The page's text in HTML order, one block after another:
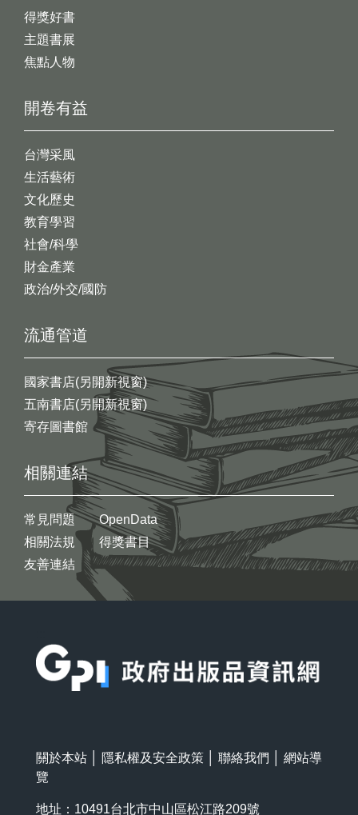
開卷有益
台灣采風
生活藝術
文化歷史
教育學習
社會/科學
財金產業
政治/外交/國防
得獎好書
主題書展
焦點人物
流通管道
國家書店(另開新視窗)
五南書店(另開新視窗)
寄存圖書館
相關連結
常見問題
相關法規
友善連結
OpenData
得獎書目
關於本站 隱私權及安全政策 聯絡我們
網站導
覽
地址：10491台北市中山區松江路209號